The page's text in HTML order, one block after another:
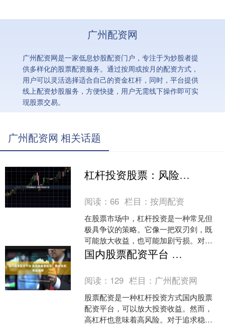
广州配资网
广州配资网是一家低息炒股配资门户，专注于为炒股者提
供多样化的股票配资服务。通过按周或按月的配资方式，
用户可以灵活选择适合自己的资金杠杆，同时，平台提供
线上配资炒股服务，方便快捷，用户无需线下操作即可实
现股票交易。
广州配资网 相关话题
杠杆投资股票：风险与收益双刃剑
阅读：66 栏目：按周配资
在股票市场中，杠杆投资是一种常见但
极具争议的策略。它像一把双刃剑，既
可能放大收益，也可能加剧亏损。对于
投资者而言，理解杠杆投资的本质、潜
在收益以及不可避免的风险....
国内股票配资平台 低风险股票配资：稳健投资，收益倍增
阅读： 129 栏目： 广州配资网
股票配资是一种杠杆投资方式国内股票
配资平台，可以放大投资收益。然而，
高杠杆也意味着高风险。对于追求稳健